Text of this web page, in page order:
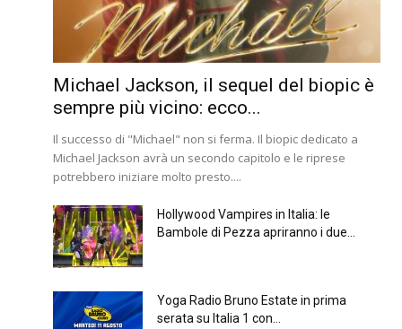
Michael Jackson, il sequel del biopic è
sempre più vicino: ecco...
Il successo di "Michael" non si ferma. Il biopic dedicato a
Michael Jackson avrà un secondo capitolo e le riprese
potrebbero iniziare molto presto....
Hollywood Vampires in Italia: le
Bambole di Pezza apriranno i due...
Yoga Radio Bruno Estate in prima
serata su Italia 1 con...